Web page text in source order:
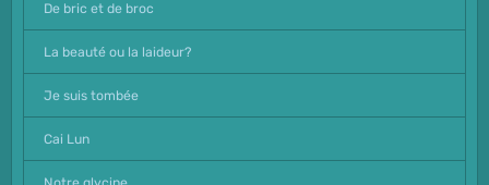
De bric et de broc
La beauté ou la laideur?
Je suis tombée
Cai Lun